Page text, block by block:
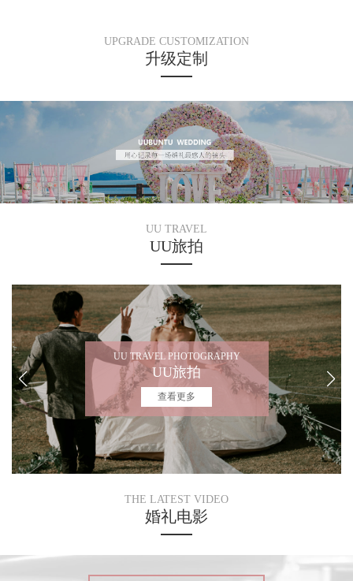
UPGRADE CUSTOMIZATION
升级定制
UU TRAVEL
UU旅拍
UU TRAVEL PHOTOGRAPHY
UU旅拍
查看更多
THE LATEST VIDEO
婚礼电影